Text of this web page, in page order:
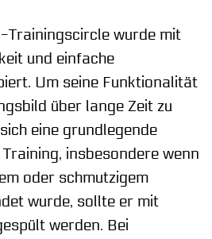
Trainingscircle wurde mit
und einfache
Um seine Funktionalität
über lange Zeit zu
eine grundlegende
insbesondere wenn
oder schmutzigem
wurde, sollte er mit
werden. Bei